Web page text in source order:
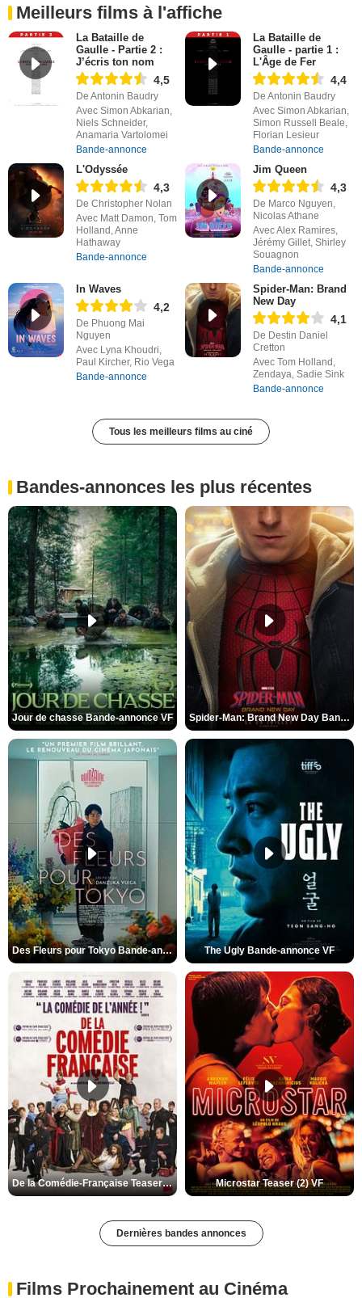
Meilleurs films à l'affiche
La Bataille de
Gaulle - Partie 2 :
J’écris ton nom
4,5
De Antonin Baudry
Avec Simon Abkarian,
Niels Schneider,
Anamaria Vartolomei
Bande-annonce
La Bataille de
Gaulle - partie 1 :
L'Âge de Fer
4,4
De Antonin Baudry
Avec Simon Abkarian,
Simon Russell Beale,
Florian Lesieur
Bande-annonce
L'Odyssée
4,3
De Christopher Nolan
Avec Matt Damon, Tom
Holland, Anne
Hathaway
Bande-annonce
Jim Queen
4,3
De Marco Nguyen,
Nicolas Athane
Avec Alex Ramires,
Jérémy Gillet, Shirley
Souagnon
Bande-annonce
In Waves
4,2
De Phuong Mai
Nguyen
Avec Lyna Khoudri,
Paul Kircher, Rio Vega
Bande-annonce
Spider-Man: Brand
New Day
4,1
De Destin Daniel
Cretton
Avec Tom Holland,
Zendaya, Sadie Sink
Bande-annonce
Tous les meilleurs films au ciné
Bandes-annonces les plus récentes
Jour de chasse Bande-annonce VF Spider-Man: Brand New Day Bande-annonce (3) VO STFR
Des Fleurs pour Tokyo Bande-annonce VO STFR The Ugly Bande-annonce VF
De la Comédie-Française Teaser (3) VF Microstar Teaser (2) VF
Dernières bandes annonces
Films Prochainement au Cinéma